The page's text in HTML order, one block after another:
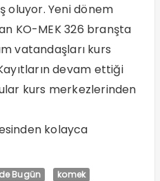
oluyor. Yeni dönem
KO-MEK 326 branşta
vatandaşları kurs
devam ettiği
kurs merkezlerinden
kolayca
Bugün komek